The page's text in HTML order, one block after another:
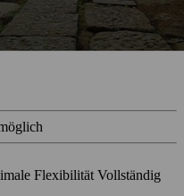
Flexibilität Vollständig